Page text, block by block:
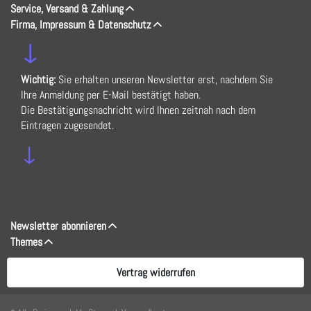
Service, Versand & Zahlung
Firma, Impressum & Datenschutz
↓
Wichtig: Sie erhalten unseren Newsletter erst, nachdem Sie
Ihre Anmeldung per E-Mail bestätigt haben.
Die Bestätigungsnachricht wird Ihnen zeitnah nach dem
Eintragen zugesendet.
↓
Newsletter abonnieren
Themes
Vertrag widerrufen